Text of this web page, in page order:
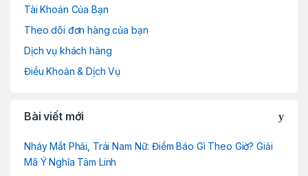
Tài Khoản Của Bạn
Theo dõi đơn hàng của bạn
Dịch vụ khách hàng
Điều Khoản & Dịch Vụ
Bài viết mới
Nháy Mắt Phải, Trái Nam Nữ: Điềm Báo Gì Theo Giờ? Giải
Mã Ý Nghĩa Tâm Linh